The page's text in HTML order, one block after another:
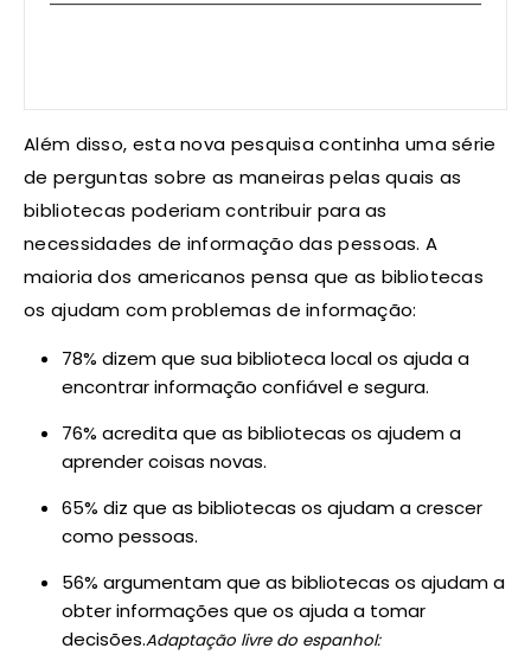
Além disso, esta nova pesquisa continha uma série
de perguntas sobre as maneiras pelas quais as
bibliotecas poderiam contribuir para as
necessidades de informação das pessoas. A
maioria dos americanos pensa que as bibliotecas
os ajudam com problemas de informação:
78% dizem que sua biblioteca local os ajuda a
encontrar informação confiável ​​e segura.
76% acredita que as bibliotecas os ajudem a
aprender coisas novas.
65% diz que as bibliotecas os ajudam a crescer
como pessoas.
56% argumentam que as bibliotecas os ajudam a
obter informações que os ajuda a tomar
decisões.Adaptação livre do espanhol: